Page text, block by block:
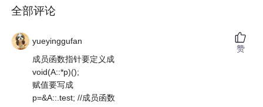
全部评论
yueyinggufan
成员函数指针要定义成
void(A::*p)();
赋值要写成
p=&A::.test; //成员函数
赞